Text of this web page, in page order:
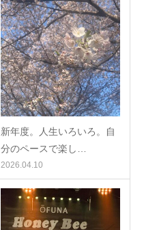
新年度。人生いろいろ。自
分のペースで楽し…
2026.04.10